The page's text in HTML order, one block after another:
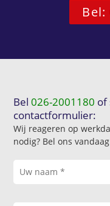
Bel:
Bel026-2001180 of
contactformulier:
Wij reageren op
nodig? Bel ons